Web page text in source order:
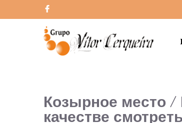
Козырное место /
качестве